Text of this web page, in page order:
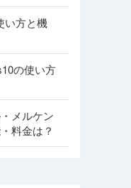
い方と機
の使い方
メルケン
料金は？